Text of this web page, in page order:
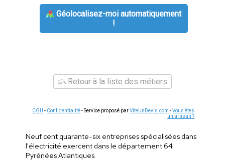
Géolocalisez-moi automatiquement
!
Retour à la liste des métiers
CGU - Confidentialité- Service proposé parViteUnDevis.com -Vous êtes
un artisan ?
Neuf cent quarante-six entreprises spécialisées dans
l'électricité exercent dans le département 64
Pyrénées Atlantiques.